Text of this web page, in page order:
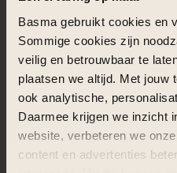
Basma gebruikt cookies en
Sommige cookies zijn
veilig en betrouwbaar te
plaatsen we altijd. Met jouw
ook analytische,
Daarmee krijgen we inzicht
website, verbeteren we
content en advertenties
Nadia is een krachtige
eigenwijs en trouw aan haar
het niet”, altijd.